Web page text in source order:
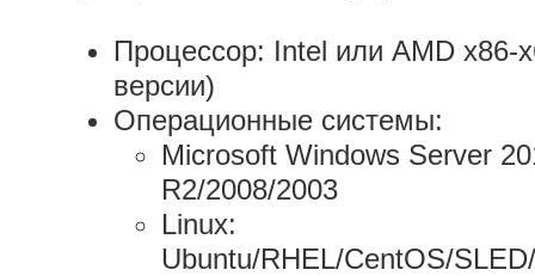
Процессор: Intel или AMD x86-
версии)
Операционные системы:
Microsoft Windows Server
R2/2008/2003
Linux:
Ubuntu/RHEL/CentOS/